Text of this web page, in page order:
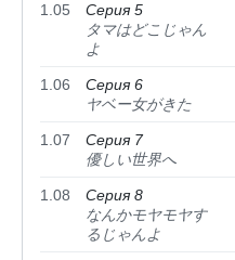
1.05
Серия 5
タマはどこじゃん
よ
1.06
Серия 6
ヤベー女がきた
1.07
Серия 7
優しい世界へ
1.08
Серия 8
なんかモヤモヤす
るじゃんよ